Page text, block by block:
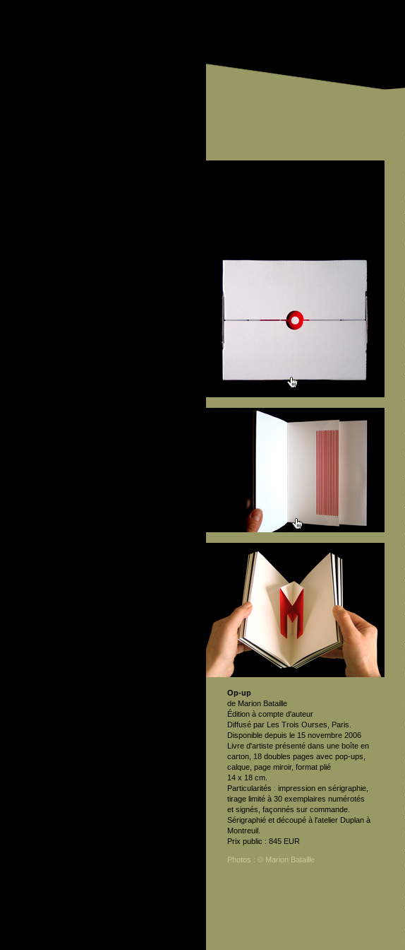
Op-up
de Marion Bataille
Édition à compte d'auteur
Diffusé par Les Trois Ourses, Paris.
Disponible depuis le 15 novembre 2006
Livre d'artiste présenté dans une boîte en
carton, 18 doubles pages avec pop-ups,
calque, page miroir, format plié
14 x 18 cm.
Particularités : impression en sérigraphie,
tirage limité à 30 exemplaires numérotés
et signés, façonnés sur commande.
Sérigraphié et découpé à l'atelier Duplan à
Montreuil.
Prix public : 845 EUR
Photos : © Marion Bataille